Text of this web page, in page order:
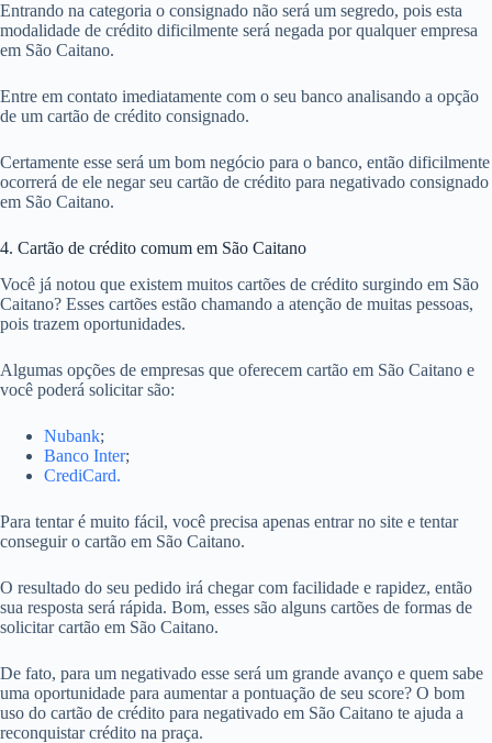
Entrando na categoria o consignado não será um segredo, pois esta
modalidade de crédito dificilmente será negada por qualquer empresa
em São Caitano.
Entre em contato imediatamente com o seu banco analisando a opção
de um cartão de crédito consignado.
Certamente esse será um bom negócio para o banco, então dificilmente
ocorrerá de ele negar seu cartão de crédito para negativado consignado
em São Caitano.
4. Cartão de crédito comum em São Caitano
Você já notou que existem muitos cartões de crédito surgindo em São
Caitano? Esses cartões estão chamando a atenção de muitas pessoas,
pois trazem oportunidades.
Algumas opções de empresas que oferecem cartão em São Caitano e
você poderá solicitar são:
Nubank;
Banco Inter;
CrediCard.
Para tentar é muito fácil, você precisa apenas entrar no site e tentar
conseguir o cartão em São Caitano.
O resultado do seu pedido irá chegar com facilidade e rapidez, então
sua resposta será rápida. Bom, esses são alguns cartões de formas de
solicitar cartão em São Caitano.
De fato, para um negativado esse será um grande avanço e quem sabe
uma oportunidade para aumentar a pontuação de seu score? O bom
uso do cartão de crédito para negativado em São Caitano te ajuda a
reconquistar crédito na praça.